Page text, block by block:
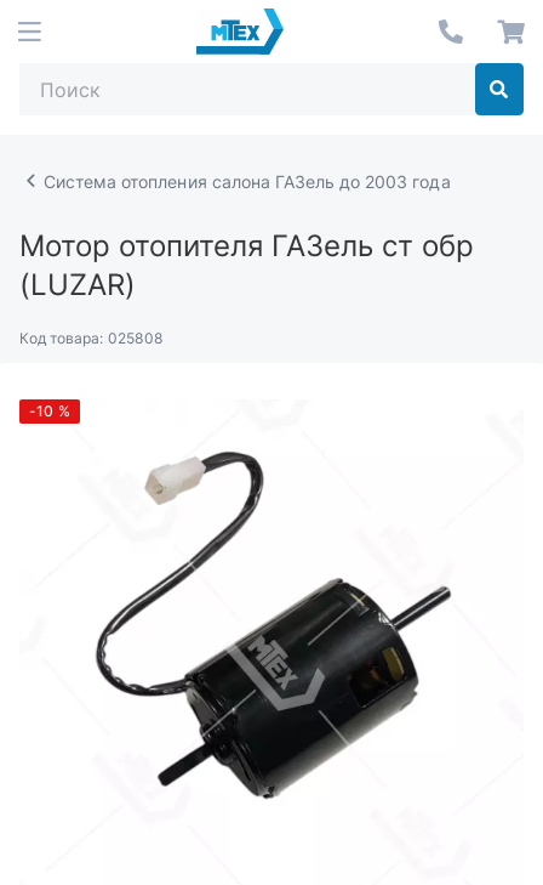
Система отопления салона ГАЗель до 2003 года
Мотор отопителя ГАЗель ст обр
(LUZAR)
Код товара: 025808
-10 %